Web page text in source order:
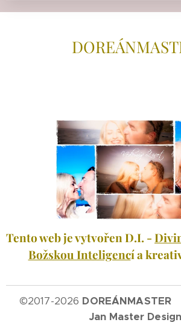
DOREÁNMAS
Tento web je vytvořen D.I. -
Božskou Inteligencí a
©2017-2026
Jan Master Design